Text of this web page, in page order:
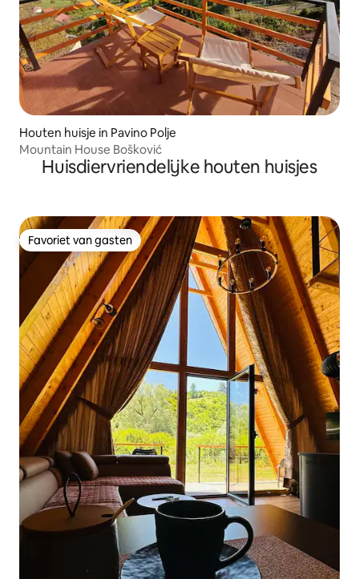
Houten huisje in Pavino Polje
Mountain House Bošković
Huisdiervriendelijke houten huisjes
Favoriet van gasten
Favoriet van gasten